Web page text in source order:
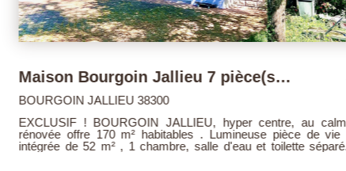
Maison Bourgoin Jallieu 7 pièce(s) 170 m2 515 000 €
JALLIEU 38300
! BOURGOIN JALLIEU, hyper centre, au calme, cette villa
170 m² habitables . Lumineuse pièce de vie avec cuisine
52 m² , 1 chambre, salle d'eau et toilette séparé. A l'étage: 3